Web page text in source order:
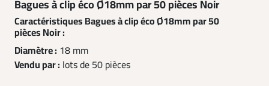
Bagues à clip éco Ø18mm par 50 pièces Noir
Caractéristiques Bagues à clip éco Ø18mm par 50
pièces Noir :
Diamètre : 18 mm
Vendu par : lots de 50 pièces